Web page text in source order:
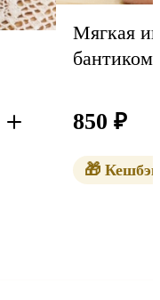
В корзину
Мягкая
бантиком
850 ₽
🎁 Кешбэк